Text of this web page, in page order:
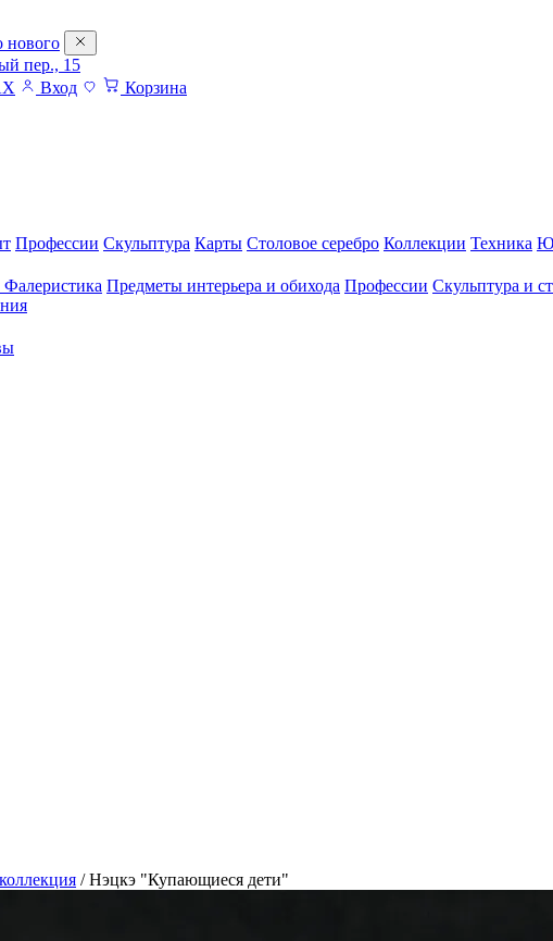
нового
пер., 15
Вход Корзина
Профессии Скульптура Карты Столовое серебро Коллекции Техника
Предметы интерьера и обихода Профессии Скульптура и
/ Нэцкэ "Купающиеся дети"